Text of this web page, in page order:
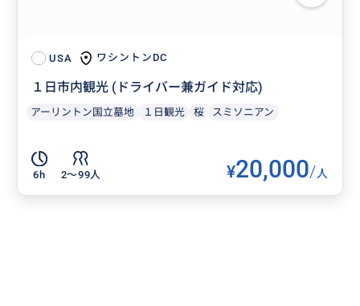
USA ワシントンDC
１日市内観光 (ドライバー兼ガイド対応)
アーリントン国立墓地 １日観光 桜 スミソニアン
6h 2〜99人 ¥20,000/人